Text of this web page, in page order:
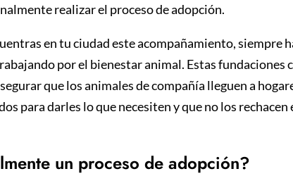
realizar el proceso de adopción.
en tu ciudad este acompañamiento, siempre
por el bienestar animal. Estas fundaciones
que los animales de compañía lleguen a
para darles lo que necesiten y que no los rechacen
un proceso de adopción?